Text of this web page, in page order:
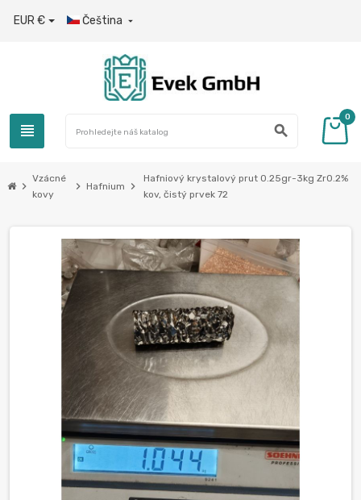
EUR € Čeština 
view_headline search
0
chevron_right
Vzácné
kovy
chevron_right Hafnium chevron_right
Hafniový krystalový prut 0.25gr-3kg Zr0.2%
kov, čistý prvek 72